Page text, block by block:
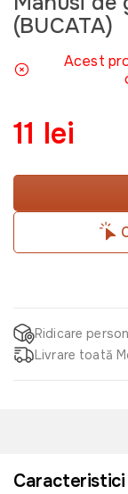
(BUCATA)
Acest
11 lei
Ridicare
Livrare toată
Caracteristici